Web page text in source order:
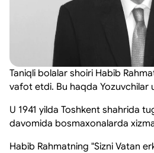
Taniqli bolalar shoiri Habib
vafot etdi. Bu haqda Yozuvchilar
U 1941 yilda Toshkent shahrida
davomida bosmaxonalarda
Habib Rahmatning "Sizni Vatan